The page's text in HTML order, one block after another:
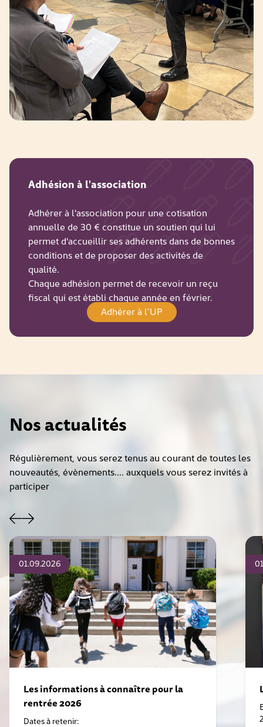
Adhésion à l'association
Adhérer à l'association pour une cotisation
annuelle de 30 € constitue un soutien qui lui
permet d'accueillir ses adhérents dans de bonnes
conditions et de proposer des activités de
qualité.
Chaque adhésion permet de recevoir un reçu
fiscal qui est établi chaque année en février.
Adhérer à l’UP
Nos actualités
Régulièrement, vous serez tenus au courant de toutes les
nouveautés, évènements.... auxquels vous serez invités à
participer
01.09.2026
Les informations à connaître pour la
rentrée 2026
Dates à retenir: